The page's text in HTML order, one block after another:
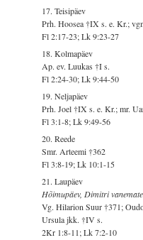
17. Teisipäev
Prh. Hoosea †IX s. e. Kr.;
Fl 2:17-23; Lk 9:23-27
18. Kolmapäev
Ap. ev. Luukas †I s.
Fl 2:24-30; Lk 9:44-50
19. Neljapäev
Prh. Joel †IX s. e. Kr.; mr.
Fl 3:1-8; Lk 9:49-56
20. Reede
Smr. Arteemi †362
Fl 3:8-19; Lk 10:1-15
21. Laupäev
Hõimupäev, Dimitri
Vg. Hilarion Suur †371;
Ursula jkk. †IV s.
2Kr 1:8-11; Lk 7:2-10